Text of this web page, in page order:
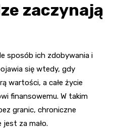
zaczynają
sposób ich zdobywania i
się wtedy, gdy
wartości, a całe życie
finansowemu. W takim
granic, chroniczne
jest za mało.